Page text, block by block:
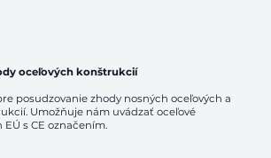
oceľových konštrukcií
posudzovanie zhody nosných oceľových a
Umožňuje nám uvádzať oceľové
s CE označením.